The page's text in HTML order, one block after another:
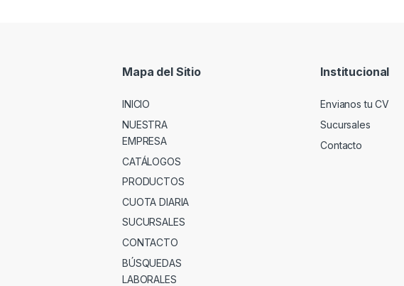
Mapa del Sitio
INICIO
NUESTRA
EMPRESA
CATÁLOGOS
PRODUCTOS
CUOTA DIARIA
SUCURSALES
CONTACTO
BÚSQUEDAS
LABORALES
Institucional
Envianos tu CV
Sucursales
Contacto